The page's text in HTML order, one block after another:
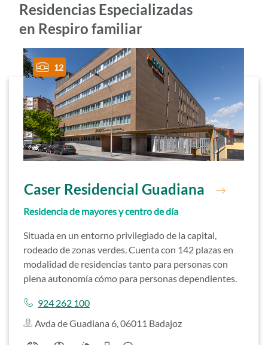
Residencias Especializadas
en Respiro familiar
12
Ir a residencia
Caser Residencial Guadiana
Residencia de mayores y centro de día
Situada en un entorno privilegiado de la capital,
rodeado de zonas verdes. Cuenta con 142 plazas en
modalidad de residencias tanto para personas con
plena autonomía cómo para personas dependientes.
Llamar a
924 262 100
Avda de Guadiana 6, 06011 Badajoz
Servicios destacados